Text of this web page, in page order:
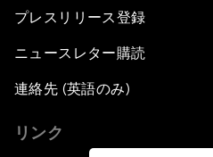
プレスリリース登録
ニュースレター購読
連絡先 (英語のみ)
リンク